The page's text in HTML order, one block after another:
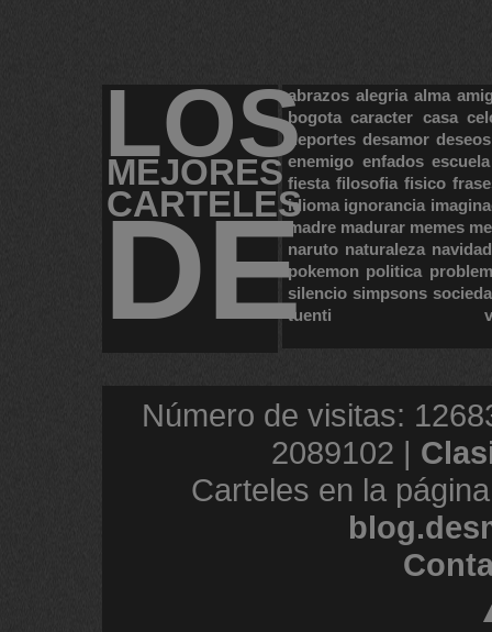
LOS
MEJORES
CARTELES
DE
abrazos alegria alma
bogota caracter casa
deportes desamor deseos
enemigo enfados escuela
fiesta filosofia fisico
idioma ignorancia
madre madurar memes
naruto naturaleza navidad
pokemon politica
silencio simpsons
tuenti
Número de visitas:
2089102 |
Carteles en la